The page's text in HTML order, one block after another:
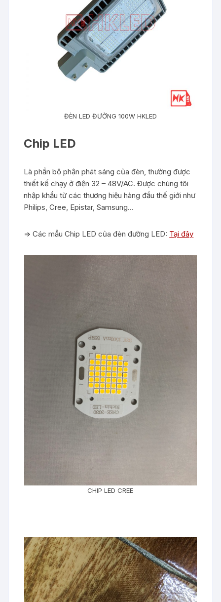
ĐÈN LED ĐƯỜNG 100W HKLED
Chip LED
Là phần bộ phận phát sáng của đèn, thường được
thiết kế chạy ở điện 32 – 48V/AC. Được chúng tôi
nhập khẩu từ các thương hiệu hàng đầu thế giới như
Philips, Cree, Epistar, Samsung…
=> Các mẫu Chip LED của đèn đường LED: Tại đây
CHIP LED CREE